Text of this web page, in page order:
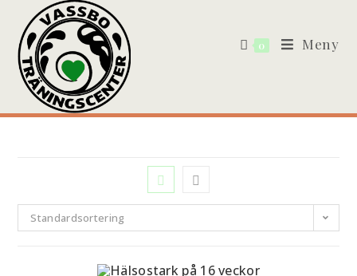
0 Meny
Standardsortering